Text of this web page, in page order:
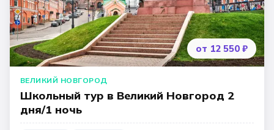
от 12 550 ₽
ВЕЛИКИЙ НОВГОРОД
Школьный тур в Великий Новгород 2
дня/1 ночь